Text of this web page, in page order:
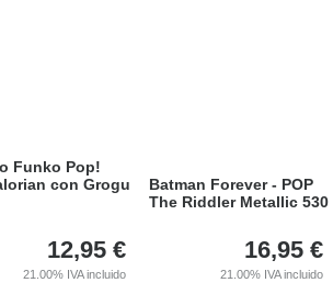
Funko Pop!
con Grogu
12,95 €
21.00% IVA incluido
Batman Forever - POP
The Riddler Metallic 530
16,95 €
21.00% IVA incluido